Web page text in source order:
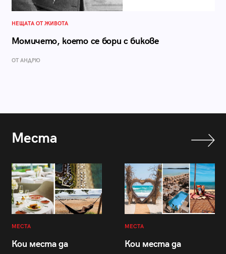
НЕЩАТА ОТ ЖИВОТА
Момичето, което се бори с бикове
ОТ АНДРЮ
Места
МЕСТА
Кои места да
МЕСТА
Кои места да